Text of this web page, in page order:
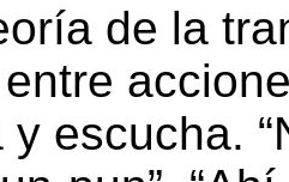
de la
escucha.